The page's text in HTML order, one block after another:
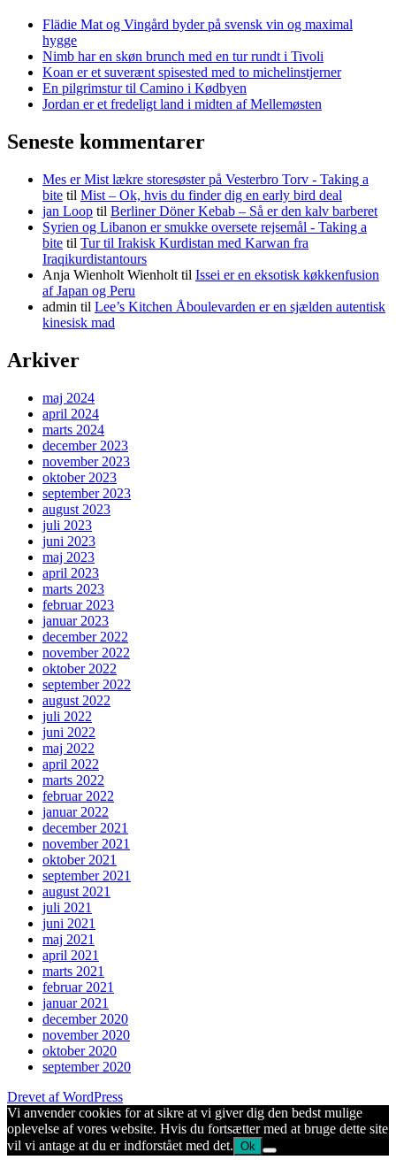
Flädie Mat og Vingård byder på svensk vin og maximal
hygge
Nimb har en skøn brunch med en tur rundt i Tivoli
Koan er et suverænt spisested med to michelinstjerner
En pilgrimstur til Camino i Kødbyen
Jordan er et fredeligt land i midten af Mellemøsten
Seneste kommentarer
Mes er Mist lækre storesøster på Vesterbro Torv - Taking a
bite til Mist – Ok, hvis du finder dig en early bird deal
jan Loop til Berliner Döner Kebab – Så er den kalv barberet
Syrien og Libanon er smukke oversete rejsemål - Taking a
bite til Tur til Irakisk Kurdistan med Karwan fra
Iraqikurdistantours
Anja Wienholt Wienholt til Issei er en eksotisk køkkenfusion
af Japan og Peru
admin til Lee’s Kitchen Åboulevarden er en sjælden autentisk
kinesisk mad
Arkiver
maj 2024
april 2024
marts 2024
december 2023
november 2023
oktober 2023
september 2023
august 2023
juli 2023
juni 2023
maj 2023
april 2023
marts 2023
februar 2023
januar 2023
december 2022
november 2022
oktober 2022
september 2022
august 2022
juli 2022
juni 2022
maj 2022
april 2022
marts 2022
februar 2022
januar 2022
december 2021
november 2021
oktober 2021
september 2021
august 2021
juli 2021
juni 2021
maj 2021
april 2021
marts 2021
februar 2021
januar 2021
december 2020
november 2020
oktober 2020
september 2020
Drevet af WordPress
Vi anvender cookies for at sikre at vi giver dig den bedst mulige
oplevelse af vores website. Hvis du fortsætter med at bruge dette site
vil vi antage at du er indforstået med det. Ok